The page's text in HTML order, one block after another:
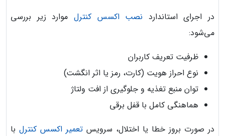
در اجرای استاندارد نصب اکسس کنترل موارد زیر بررسی
می‌شود:
ظرفیت تعریف کاربران
نوع احراز هویت (کارت، رمز یا اثر انگشت)
توان منبع تغذیه و جلوگیری از افت ولتاژ
هماهنگی کامل با قفل برقی
در صورت بروز خطا یا اختلال، سرویس تعمیر اکسس کنترل با